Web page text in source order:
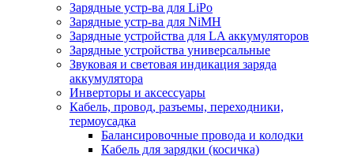
Зарядные устр-ва для LiPo
Зарядные устр-ва для NiMH
Зарядные устройства для LA аккумуляторов
Зарядные устройства универсальные
Звуковая и световая индикация заряда
аккумулятора
Инверторы и аксессуары
Кабель, провод, разъемы, переходники,
термоусадка
Балансировочные провода и колодки
Кабель для зарядки (косичка)